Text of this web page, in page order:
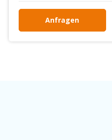
Anfragen